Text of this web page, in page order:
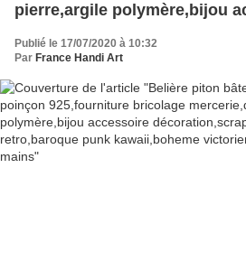
pierre,argile polymère,bijou
retro,baroque punk
Publié le 17/07/2020 à 10:32
Par France Handi Art